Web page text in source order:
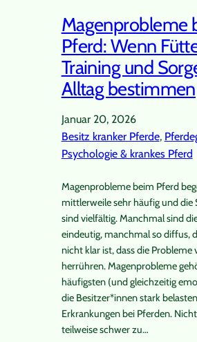
Magenprobleme
Pferd: Wenn
Training und
Alltag bestimmen
Januar 20, 2026
Besitz kranker Pferde,
Psychologie & krankes Pferd
Magenprobleme beim Pferd
mittlerweile sehr häufig und die
sind vielfältig. Manchmal sind
eindeutig, manchmal so diffus,
nicht klar ist, dass die Probleme
herrühren. Magenprobleme
häufigsten (und gleichzeitig
die Besitzer*innen stark
Erkrankungen bei Pferden.
teilweise schwer zu…